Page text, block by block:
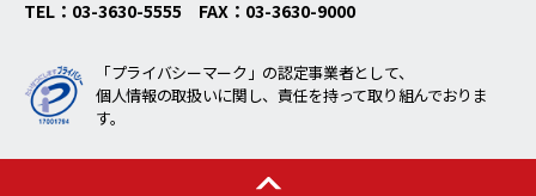
TEL： 03-3630-5555 FAX： 03-3630-9000
「プライバシーマーク」の認定事業者として、
個人情報の取扱いに関し、責任を持って取り組んでおりま
す。